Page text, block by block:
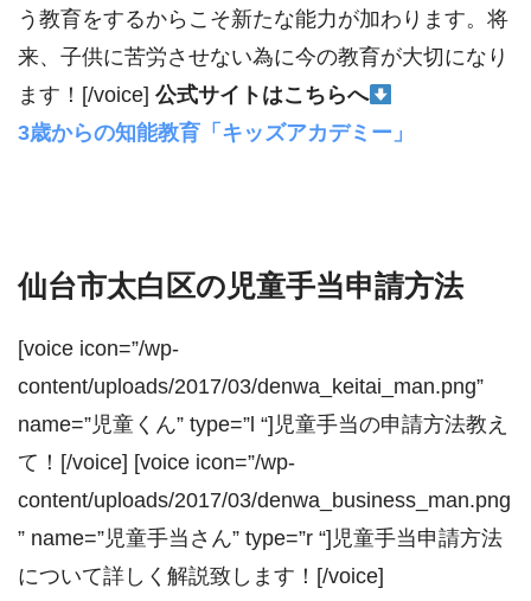
う教育をするからこそ新たな能力が加わります。将
来、子供に苦労させない為に今の教育が大切になり
ます！[/voice] 公式サイトはこちらへ
3歳からの知能教育「キッズアカデミー」
仙台市太白区の児童手当申請方法
[voice icon=”/wp-
content/uploads/2017/03/denwa_keitai_man.png”
name=”児童くん” type=”l “]児童手当の申請方法教え
て！[/voice] [voice icon=”/wp-
content/uploads/2017/03/denwa_business_man.png
” name=”児童手当さん” type=”r “]児童手当申請方法
について詳しく解説致します！[/voice]